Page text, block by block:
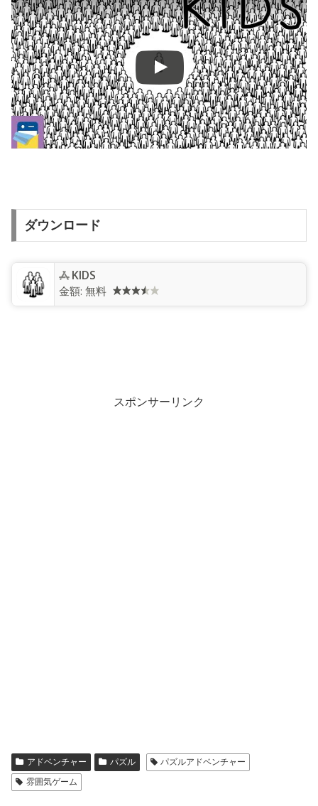
ダウンロード
KIDS⁢
金額: 無料
スポンサーリンク
アドベンチャー パズル
パズルアドベンチャー
雰囲気ゲーム